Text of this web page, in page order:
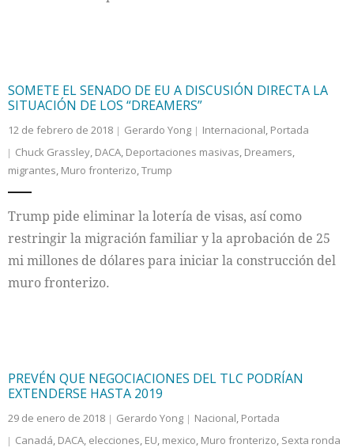
SOMETE EL SENADO DE EU A DISCUSIÓN DIRECTA LA
SITUACIÓN DE LOS “DREAMERS”
12 de febrero de 2018 Gerardo Yong Internacional, Portada
Chuck Grassley, DACA, Deportaciones masivas, Dreamers,
migrantes, Muro fronterizo,Trump
Trump pide eliminar la lotería de visas, así como
restringir la migración familiar y la aprobación de 25
mi millones de dólares para iniciar la construcción del
muro fronterizo.
PREVÉN QUE NEGOCIACIONES DEL TLC PODRÍAN
EXTENDERSE HASTA 2019
29 de enero de 2018 Gerardo Yong Nacional, Portada
Canadá, DACA, elecciones, EU, mexico, Muro fronterizo, Sexta ronda